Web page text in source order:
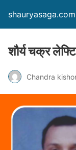
shauryasaga.com
शौर्य चक्र
Chandra